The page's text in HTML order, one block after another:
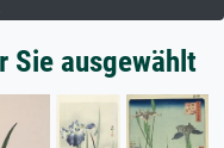
Sie ausgewählt